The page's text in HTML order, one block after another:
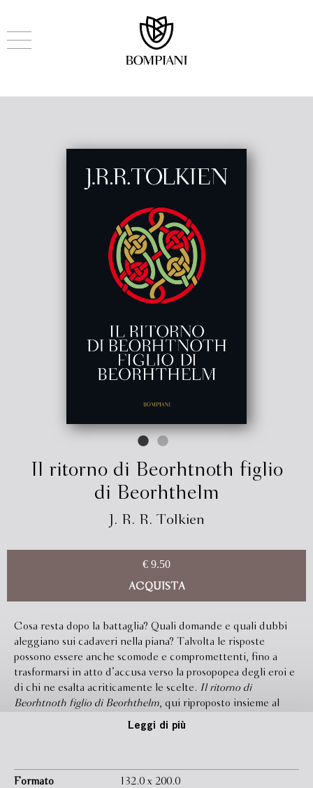
Il ritorno di Beorhtnoth figlio
di Beorhthelm
J. R. R. Tolkien
€ 9.50
ACQUISTA
Cosa resta dopo la battaglia? Quali domande e quali dubbi
aleggiano sui cadaveri nella piana? Talvolta le risposte
possono essere anche scomode e compromettenti, fino a
trasformarsi in atto d’accusa verso la prosopopea degli eroi e
di chi ne esalta acriticamente le scelte. Il ritorno di
Beorhtnoth figlio di Beorhthelm, qui riproposto insieme al
poema breve che ha ispirato il testo e a un saggio
Anglosassoni e Vichinghi, e l’epilogo a lui immaginato,
Leggi di più
Formato 132.0 x 200.0